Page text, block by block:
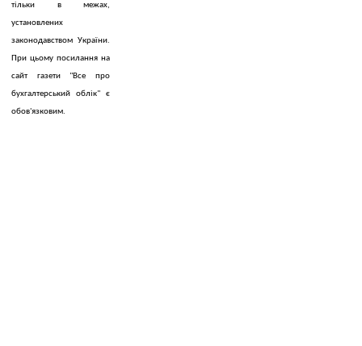
тільки в межах,
установлених
законодавством України.
При цьому посилання на
сайт газети "Все про
бухгалтерський облік" є
обов'язковим.